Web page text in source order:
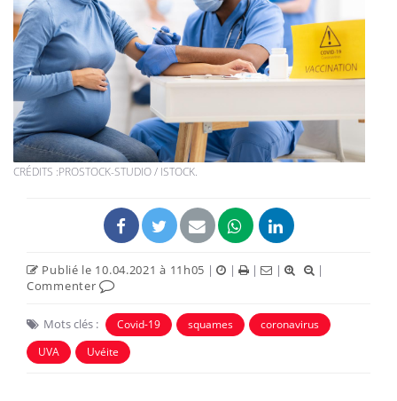
CRÉDITS :PROSTOCK-STUDIO / ISTOCK.
Publié le 10.04.2021 à 11h05 | | | |
|
Commenter
Mots clés : Covid-19 squames
coronavirus
UVA
Uvéite